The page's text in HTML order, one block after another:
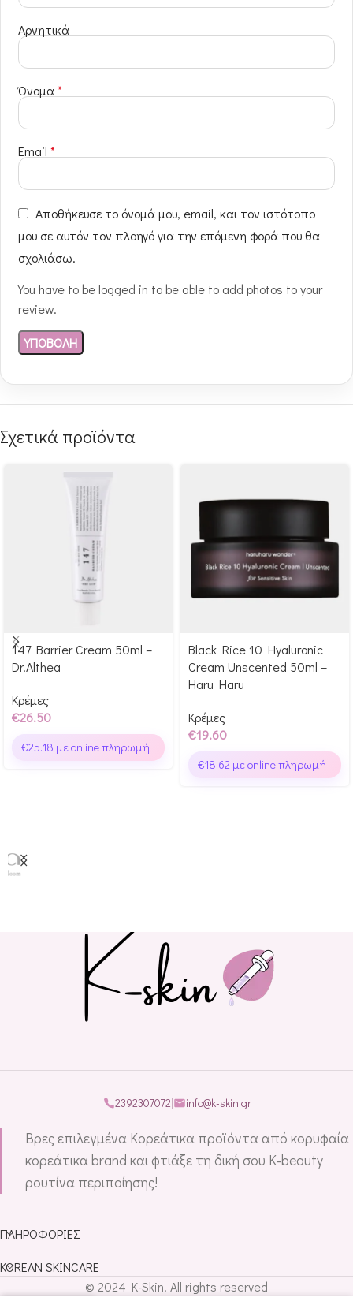
Αρνητικά
Όνομα*
Email *
Αποθήκευσε το όνομά μου, email, και τον ιστότοπο
μου σε αυτόν τον πλοηγό για την επόμενη φορά που θα
σχολιάσω.
You have to be logged in to be able to add photos to your
review.
Σχετικά προϊόντα
Αγόρασε & κέρδισε 265
Glow Points!
147 Barrier Cream 50ml –
Dr.Althea
Κρέμες
€26.50
€25.18 με online πληρωμή
Αγόρασε & κέρδισε 196
Glow Points!
Black Rice 10 Hyaluronic
Cream Unscented 50ml –
Haru Haru
Κρέμες
€19.60
€18.62 με online πληρωμή
Βρες επιλεγμένα Κορεάτικα προϊόντα από κορυφαία
κορεάτικα brand και φτιάξε τη δική σου K-beauty
ρουτίνα περιποίησης!
KOREAN SKINCARE